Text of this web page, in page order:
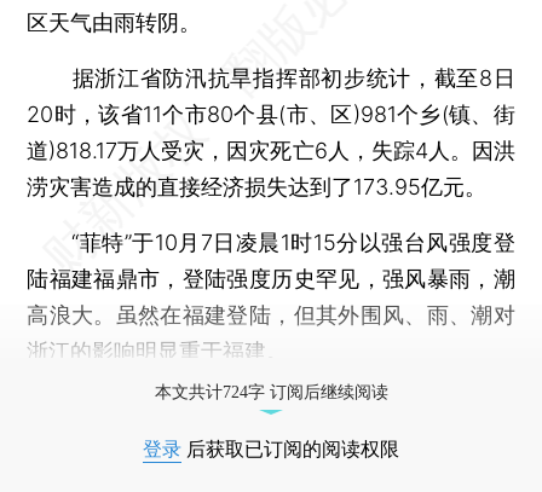
区天气由雨转阴。
据浙江省防汛抗旱指挥部初步统计，截至8日
20时，该省11个市80个县(市、区)981个乡(镇、街
道)818.17万人受灾，因灾死亡6人，失踪4人。因洪
涝灾害造成的直接经济损失达到了173.95亿元。
“菲特”于10月7日凌晨1时15分以强台风强度登
陆福建福鼎市，登陆强度历史罕见，强风暴雨，潮
高浪大。虽然在福建登陆，但其外围风、雨、潮对
浙江的影响明显重于福建。
本文共计724字 订阅后继续阅读
登录 后获取已订阅的阅读权限